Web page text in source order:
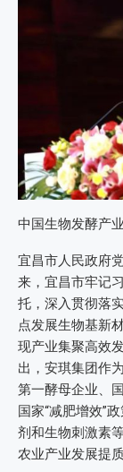
中国生物发酵产
宜昌市人民政府
来，宜昌市牢记
托，深入贯彻落
点发展生物基新
现产业集聚高效
出，安琪集团作
第一酵母企业、
国家“减肥增效”
剂和生物刺激素
农业产业发展提质